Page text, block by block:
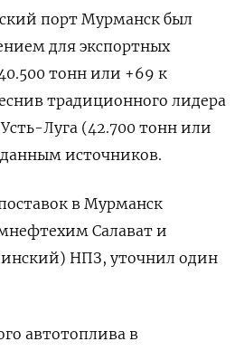
порт Мурманск был
для экспортных
тонн или +69 к
традиционного лидера
Луга (42.700 тонн или
данным источников.
в Мурманск
Салават и
НПЗ, уточнил один
автотоплива в